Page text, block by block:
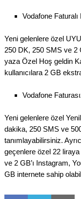
Vodafone
Yeni gelenlere özel
250 DK, 250 SMS ve 2
yaza Özel Hoş geldin
kullanıcılara 2 GB
Vodafone
Yeni gelenlere özel
dakika, 250 SMS ve
tanımlayabilirsiniz.
geçenlere özel 22
ve 2 GB’ı Instagram,
GB internete sahip